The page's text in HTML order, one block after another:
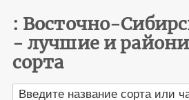
: Восточно-
- лучшие и
сорта